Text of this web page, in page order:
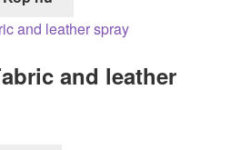
and leather